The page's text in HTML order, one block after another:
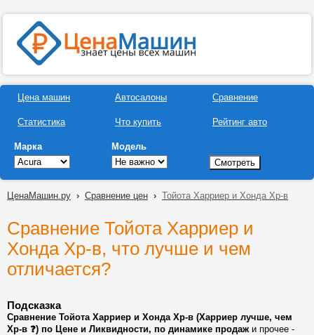
Цена машин
Статистика
Автосалоны
Что купить
Сравнение
Рейтинг авто
Марка Модель
ЦенаМашин.ру › Сравнение цен › Тойота Харриер и Хонда Хр-в
Сравнение Тойота Харриер и
Хонда Хр-в, что лучше и чем
отличается?
Подсказка
Сравнение Тойота Харриер и Хонда Хр-в (Харриер лучше, чем
Хр-в ❓) по Цене и Ликвидности, по динамике продажи прочее -